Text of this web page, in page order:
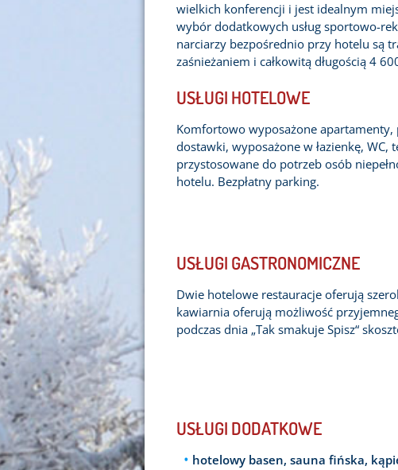
wielkich konferencji i jest idealnym
wybór dodatkowych usług sportowo-
narciarzy bezpośrednio przy hotelu są
zaśnieżaniem i całkowitą długością 4
USŁUGI HOTELOWE
Komfortowo wyposażone
dostawki, wyposażone w łazienkę, WC,
przystosowane do potrzeb osób
hotelu. Bezpłatny parking.
USŁUGI GASTRONOMICZNE
Dwie hotelowe restauracje oferują
kawiarnia oferują możliwość
podczas dnia „Tak smakuje Spisz“
USŁUGI DODATKOWE
hotelowy basen, sauna fińska,